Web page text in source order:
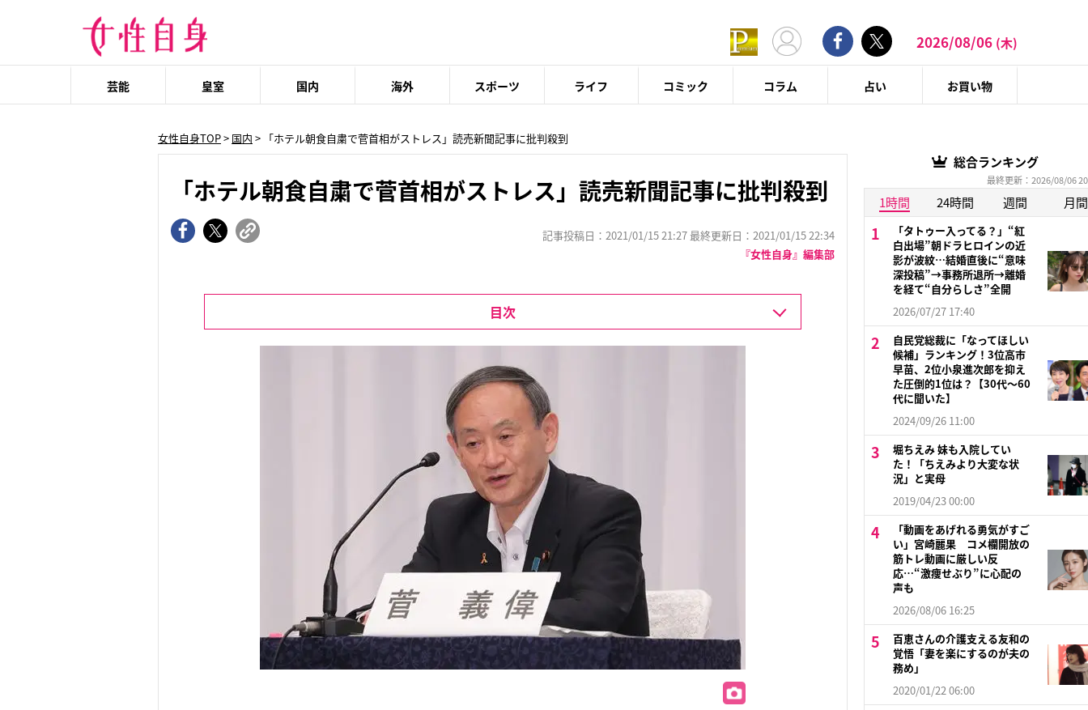
2026/08/06 (木)
芸能 皇室 国内 海外 スポーツ ライフ コミック コラム 占い お買い物
女性自身TOP> 国内 > 「ホテル朝食自粛で菅首相がストレス」読売新聞記事に批判殺到
「ホテル朝食自粛で菅首相がストレス」読売新聞記事に批判殺到
記事投稿日：2021/01/15 21:27 最終更新日：2021/01/15 22:34
『女性自身』編集部
目次
総合ランキング
最終更新：2026/08/06
1時間 24時間 週間 月間
「タトゥー入ってる？」“紅
白出場”朝ドラヒロインの近
影が波紋…結婚直後に“意味
深投稿”→事務所退所→離婚
を経て“自分らしさ”全開
2026/07/27 17:40
自民党総裁に「なってほしい
候補」ランキング！3位高市
早苗、2位小泉進次郎を抑え
た圧倒的1位は？【30代〜60
代に聞いた】
2024/09/26 11:00
堀ちえみ 妹も入院してい
た！「ちえみより大変な状
況」と実母
2019/04/23 00:00
「動画をあげれる勇気がすご
い」宮崎麗果 コメ欄開放の
筋トレ動画に厳しい反
応…“激痩せぶり”に心配の
声も
2026/08/06 16:25
百恵さんの介護支える友和の
覚悟「妻を楽にするのが夫の
務め」
2020/01/22 06:00